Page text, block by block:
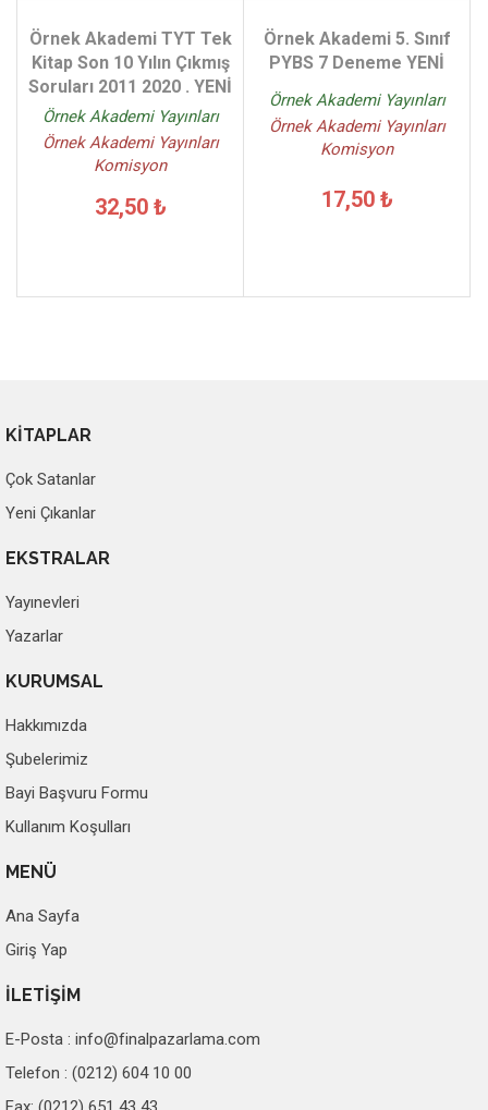
Örnek Akademi TYT Tek
Kitap Son 10 Yılın Çıkmış
Soruları 2011 2020 . YENİ
Örnek Akademi Yayınları
Örnek Akademi Yayınları
Komisyon
32,50 ₺
Örnek Akademi 5. Sınıf
PYBS 7 Deneme YENİ
Örnek Akademi Yayınları
Örnek Akademi Yayınları
Komisyon
17,50 ₺
KİTAPLAR
Çok Satanlar
Yeni Çıkanlar
EKSTRALAR
Yayınevleri
Yazarlar
KURUMSAL
Hakkımızda
Şubelerimiz
Bayi Başvuru Formu
Kullanım Koşulları
MENÜ
Ana Sayfa
Giriş Yap
İLETİŞİM
E-Posta : info@finalpazarlama.com
Telefon : (0212) 604 10 00